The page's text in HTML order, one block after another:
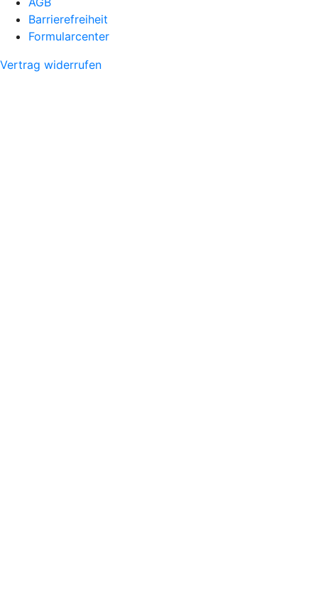
Barrierefreiheit
Formularcenter
Vertrag widerrufen